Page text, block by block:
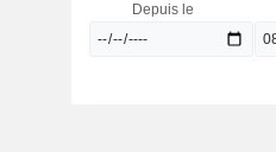
Depuis le